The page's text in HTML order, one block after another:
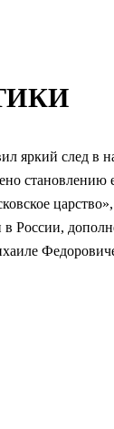
след в
становлению
России,